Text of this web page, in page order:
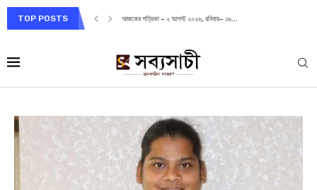
TOP POSTS আজকের পত্রিকা – ২ আগস্ট ২০২৬, রবিবার– ১৬...